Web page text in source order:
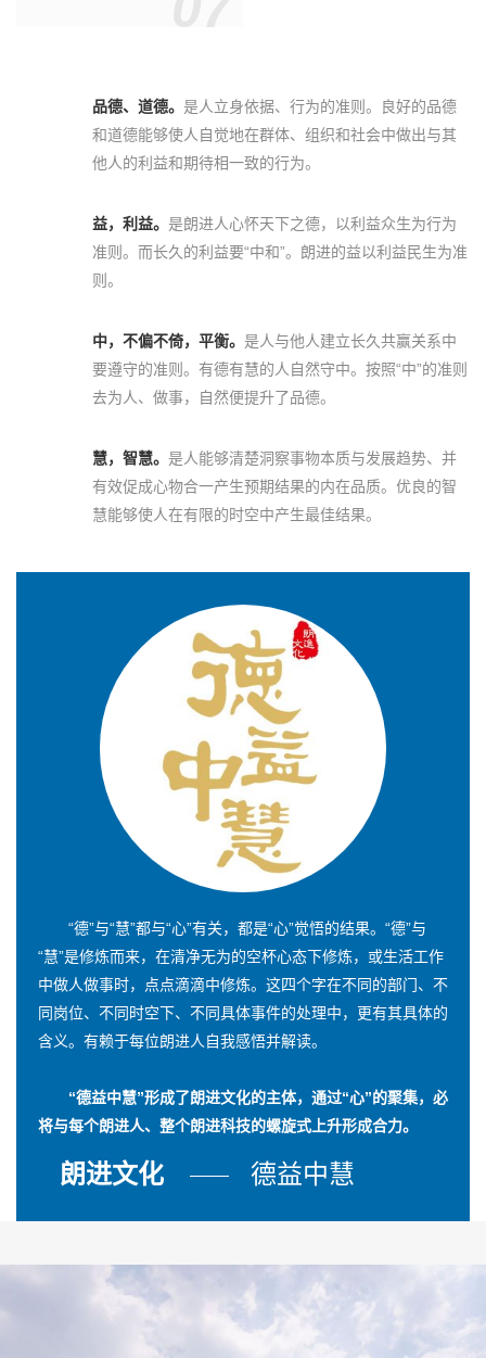
品德、道德。 是人立身依据、行为的准则。良好的品德
和道德能够使人自觉地在群体、组织和社会中做出与其
他人的利益和期待相一致的行为。
益，利益。 是朗进人心怀天下之德，以利益众生为行为
准则。而长久的利益要“中和”。朗进的益以利益民生为准
则。
中，不偏不倚，平衡。 是人与他人建立长久共赢关系中
要遵守的准则。有德有慧的人自然守中。按照“中”的准则
去为人、做事，自然便提升了品德。
慧，智慧。 是人能够清楚洞察事物本质与发展趋势、并
有效促成心物合一产生预期结果的内在品质。优良的智
慧能够使人在有限的时空中产生最佳结果。
“德”与“慧”都与“心”有关，都是“心”觉悟的结果。“德”与
“慧”是修炼而来，在清净无为的空杯心态下修炼，或生活工作
中做人做事时，点点滴滴中修炼。这四个字在不同的部门、不
同岗位、不同时空下、不同具体事件的处理中，更有其具体的
含义。有赖于每位朗进人自我感悟并解读。
“德益中慧”形成了朗进文化的主体，通过“心”的聚集，必
将与每个朗进人、整个朗进科技的螺旋式上升形成合力。
朗进文化 德益中慧